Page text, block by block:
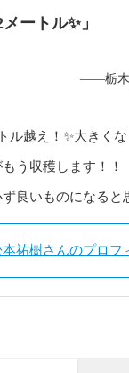
ートル✨」
——栃木
ル越え！✨大きくな
う収穫します！！
良いものになると
本祐樹さんのプロフ